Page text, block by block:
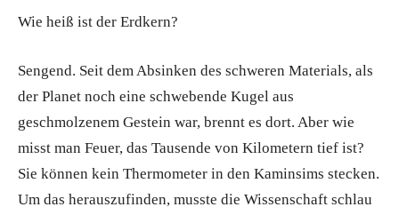
Wie heiß ist der Erdkern?
Sengend. Seit dem Absinken des schweren Materials, als
der Planet noch eine schwebende Kugel aus
geschmolzenem Gestein war, brennt es dort. Aber wie
misst man Feuer, das Tausende von Kilometern tief ist?
Sie können kein Thermometer in den Kaminsims stecken.
Um das herauszufinden, musste die Wissenschaft schlau